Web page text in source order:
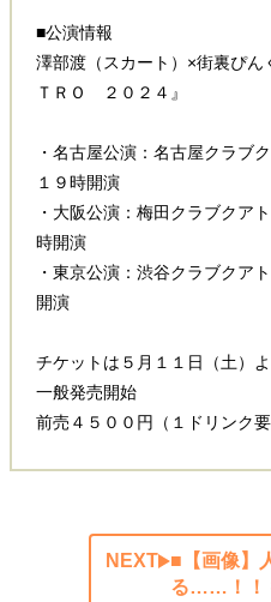
■公演情報
澤部渡（スカート）×街裏ぴ
ＴＲＯ ２０２４』
・名古屋公演：名古屋クラブ
１９時開演
・大阪公演：梅田クラブクア
時開演
・東京公演：渋谷クラブクア
開演
チケットは５月１１日（土）
一般発売開始
前売４５００円（１ドリンク要
NEXT
■【画像】
る……！！